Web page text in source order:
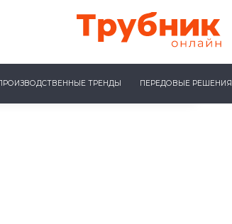
ТРЕНДЫ ПЕРЕДОВЫЕ РЕШЕНИЯ